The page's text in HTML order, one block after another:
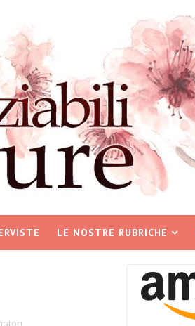
LE NOSTRE RUBRICHE
,